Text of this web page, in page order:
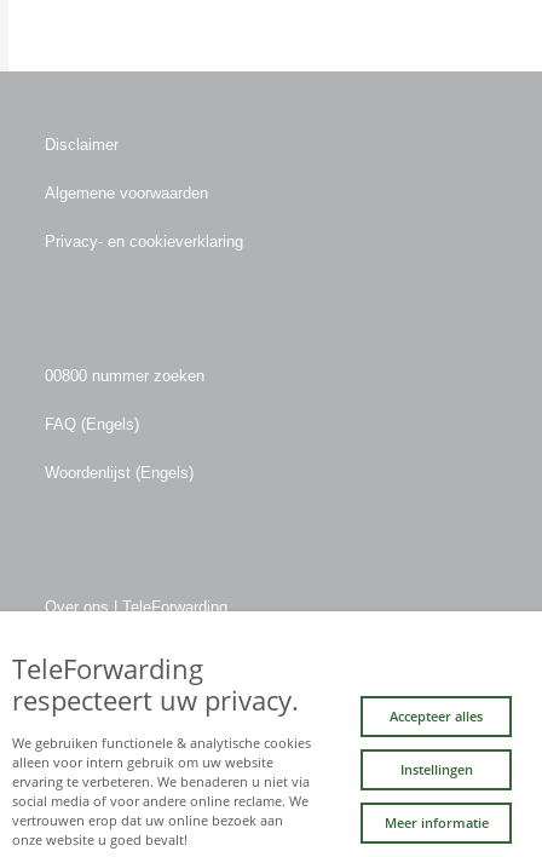
Disclaimer
Algemene voorwaarden
Privacy- en cookieverklaring
00800 nummer zoeken
FAQ (Engels)
Woordenlijst (Engels)
Over ons | TeleForwarding
Bedrijfsgegevens
Facebook
LinkedIn
Twitter
(deprecated)
YouTube
TeleForwarding
respecteert uw privacy.
We gebruiken functionele & analytische cookies
alleen voor intern gebruik om uw website
ervaring te verbeteren. We benaderen u niet via
social media of voor andere online reclame. We
vertrouwen erop dat uw online bezoek aan
onze website u goed bevalt!
Accepteer alles
Instellingen
Meer informatie